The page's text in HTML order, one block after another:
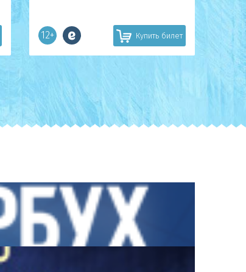
12+ Купить билет